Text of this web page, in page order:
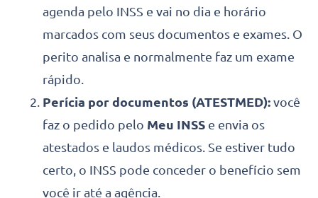
agenda pelo INSS e vai no dia e horário
marcados com seus documentos e exames. O
perito analisa e normalmente faz um exame
rápido.
Perícia por documentos (ATESTMED): você
faz o pedido pelo Meu INSS e envia os
atestados e laudos médicos. Se estiver tudo
certo, o INSS pode conceder o benefício sem
você ir até a agência.